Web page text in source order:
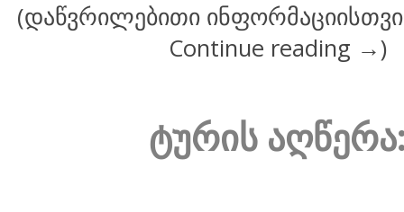
(დაწვრილებითი
Continue reading →)
ტურის